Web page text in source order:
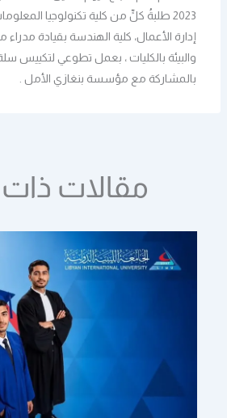
2023 طلبةُ كلٍّ من كلية تكنولوجيا
إدارة الأعمال، كلية الهندسة بقيادة
والبيئة بالكليات ، بعمل تطوعي لتكييس
بالمشاركة مع مؤسسة بنغازي الأمل .
مقالات